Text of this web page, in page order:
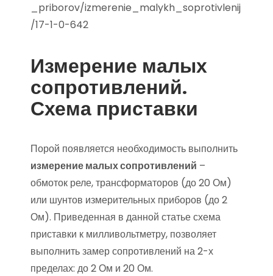
_priborov/izmerenie_malykh_soprotivlenij
/17-1-0-642
Измерение малых
сопротивлений.
Схема приставки
Порой появляется необходимость выполнить
измерение малых сопротивлений –
обмоток реле, трансформаторов (до 20 Ом)
или шунтов измерительных приборов (до 2
Ом). Приведенная в данной статье схема
приставки к милливольтметру, позволяет
выполнить замер сопротивлений на 2-х
пределах: до 2 Ом и 20 Ом.